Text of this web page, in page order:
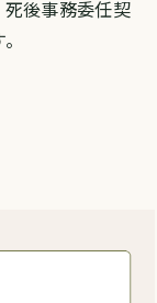
後事務委任契